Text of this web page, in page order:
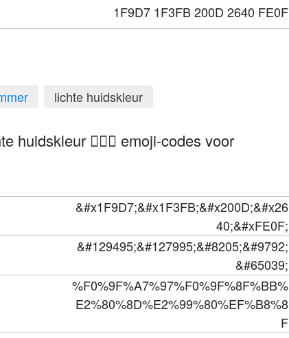
1F9D7 1F3FB 200D 2640 FE0F
lichte huidskleur
huidskleur 🧗🏻‍♀️ emoji-codes voor
&#x1F9D7;&#x1F3FB;&#x200D;&#x26
40;&#xFE0F;
&#129495;&#127995;&#8205;&#9792;
&#65039;
%F0%9F%A7%97%F0%9F%8F%BB%
E2%80%8D%E2%99%80%EF%B8%8
F